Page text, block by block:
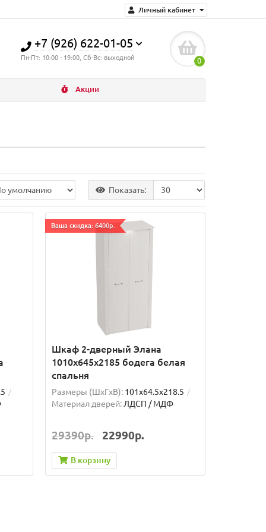
Личный кабинет
+7 (926) 622-01-05
Пн-Пт: 10:00 - 19:00, Сб-Вс: выходной 0
Акции
Показать:
Ваша скидка: 6400р.
Шкаф 2-дверный Элана
1010х645х2185 бодега белая
спальня
Размеры (ШxГxВ): 101x64.5x218.5
Материал дверей:ЛДСП / МДФ
29390р. 22990р.
В корзину